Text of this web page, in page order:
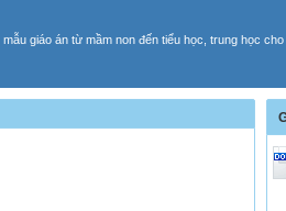
giáo án từ mầm non đến tiểu học, trung học